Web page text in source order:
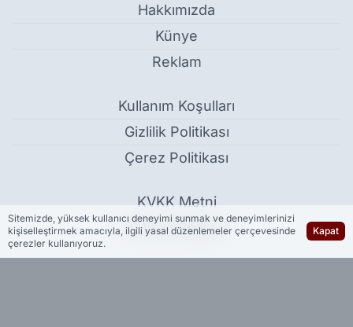
Hakkımızda
Künye
Reklam
Kullanım Koşulları
Gizlilik Politikası
Çerez Politikası
KVKK Metni
İletişim Bilgileri
Sitemizde, yüksek kullanıcı deneyimi sunmak ve deneyimlerinizi
kişiselleştirmek amacıyla, ilgili yasal düzenlemeler çerçevesinde
çerezler kullanıyoruz.
Kapat